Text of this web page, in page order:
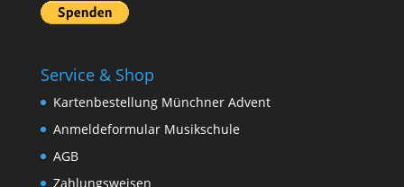
Service & Shop
Kartenbestellung Münchner Advent
Anmeldeformular Musikschule
AGB
Zahlungsweisen